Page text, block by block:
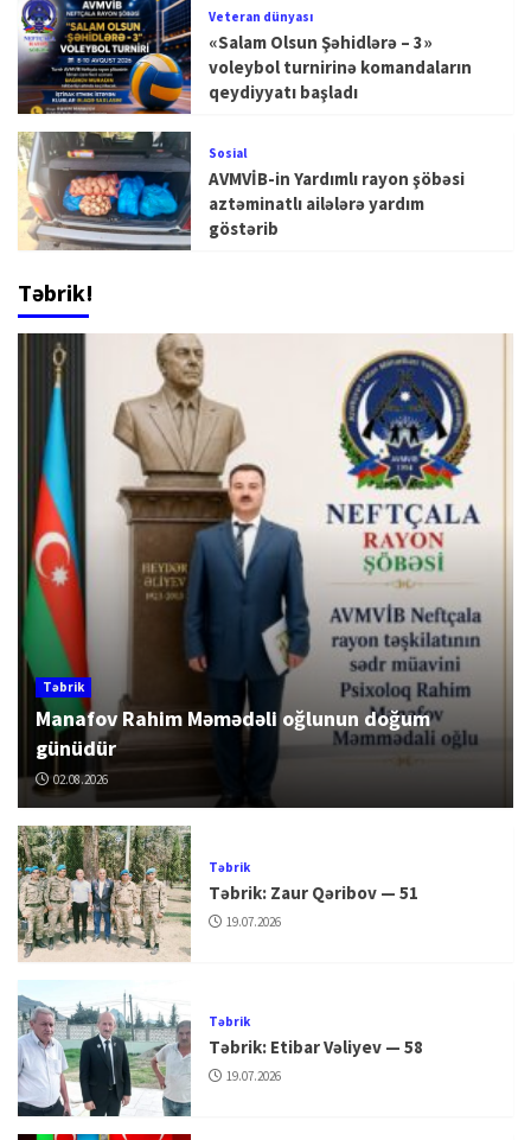
Veteran dünyası
«Salam Olsun Şəhidlərə – 3»
voleybol turnirinə komandaların
qeydiyyatı başladı
Sosial
AVMVİB-in Yardımlı rayon şöbəsi
aztəminatlı ailələrə yardım
göstərib
Təbrik!
Təbrik
Manafov Rahim Məmədəli oğlunun doğum
günüdür
02.08.2026
Təbrik
Təbrik: Zaur Qəribov — 51
19.07.2026
Təbrik
Təbrik: Etibar Vəliyev — 58
19.07.2026